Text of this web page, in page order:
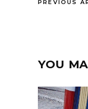
PREVIOUS
YOU